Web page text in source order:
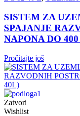
SISTEM ZA
SPAJANJE
NAPONA DO
Pročitajte još
Zatvori
Wishlist